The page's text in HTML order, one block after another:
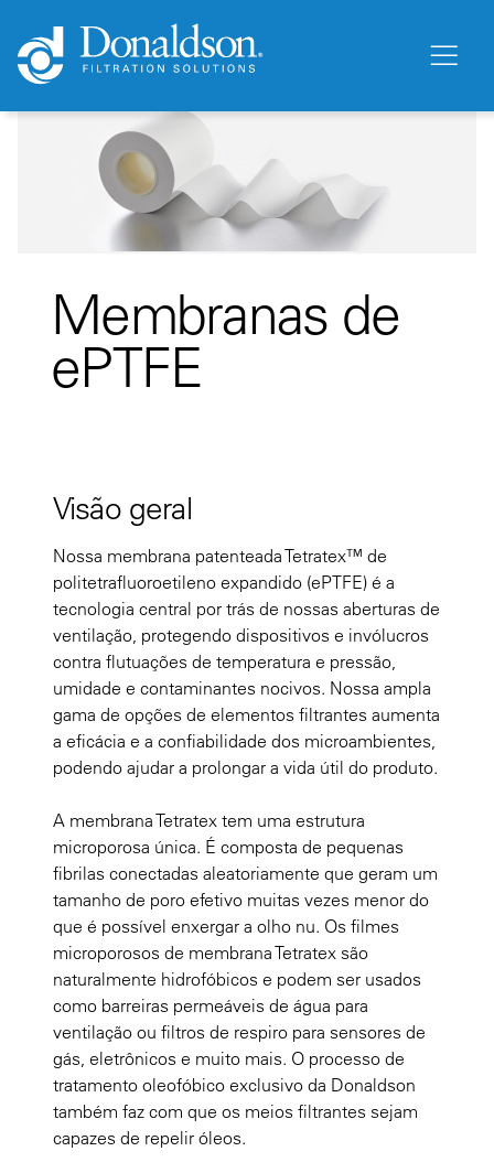
Membranas de
ePTFE
Visão geral
Nossa membrana patenteada Tetratex™ de
politetrafluoroetileno expandido (ePTFE) é a
tecnologia central por trás de nossas aberturas de
ventilação, protegendo dispositivos e invólucros
contra flutuações de temperatura e pressão,
umidade e contaminantes nocivos. Nossa ampla
gama de opções de elementos filtrantes aumenta
a eficácia e a confiabilidade dos microambientes,
podendo ajudar a prolongar a vida útil do produto.
A membrana Tetratex tem uma estrutura
microporosa única. É composta de pequenas
fibrilas conectadas aleatoriamente que geram um
tamanho de poro efetivo muitas vezes menor do
que é possível enxergar a olho nu. Os filmes
microporosos de membrana Tetratex são
naturalmente hidrofóbicos e podem ser usados
como barreiras permeáveis de água para
ventilação ou filtros de respiro para sensores de
gás, eletrônicos e muito mais. O processo de
tratamento oleofóbico exclusivo da Donaldson
também faz com que os meios filtrantes sejam
capazes de repelir óleos.